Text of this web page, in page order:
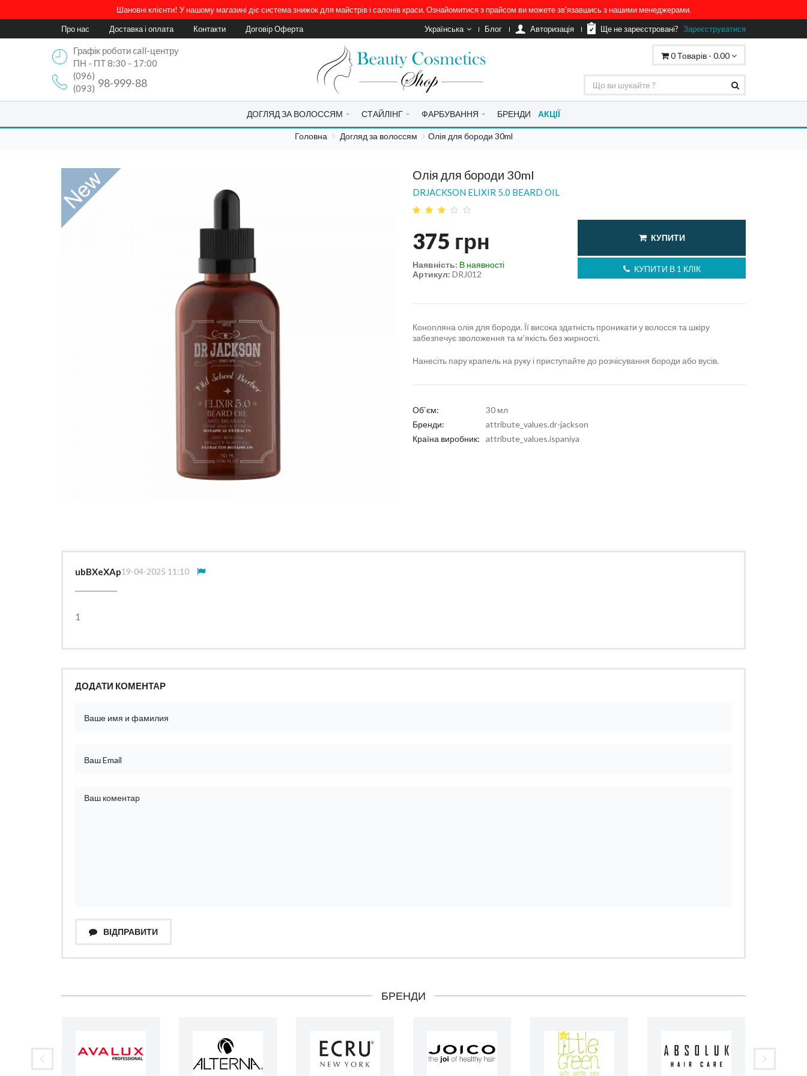
Шановні клієнти! У нашому магазині діє система знижок для майстрів і салонів краси. Ознайомитися з прайсом ви можете зв'язавшись з нашими менеджерами.
Про нас
Доставка і оплата Контакти Договір Оферта Українська Блог Aвторизація Ще не зареєстровані? Зареєструватися
Графік роботи call-центру
ПН - ПТ 8:30 - 17:00
(096)
98-999-88
(093)
0Товарів - 0.00
ДОГЛЯД ЗА ВОЛОССЯМ СТАЙЛІНГ ФАРБУВАННЯ БРЕНДИ АКЦІЇ
Головна Догляд за волоссям Олія для бороди 30ml
Олія для бороди 30ml
DRJACKSON ELIXIR 5.0 BEARD OIL
375 грн КУПИТИ
КУПИТИ В 1 КЛІК
Артикул: DRJ012
Наявність: В наявності
Конопляна олія для бороди. Її висока здатність проникати у волосся та шкіру
забезпечує зволоження та м’якість без жирності.
Нанесіть пару крапель на руку і приступайте до розчісування бороди або вусів.
Об`єм:
30 мл
Бренди:
attribute_values.dr-jackson
Країна виробник:
attribute_values.ispaniya
ubBXeXAp19-04-2025 11:10
1
ДОДАТИ КОМЕНТАР
ВІДПРАВИТИ
БРЕНДИ